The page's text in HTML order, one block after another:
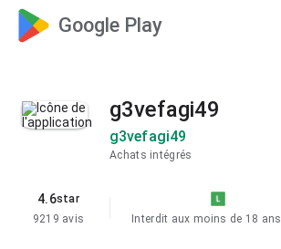
Google Play
g3vefagi49
g3vefagi49
Achats intégrés
4.6star
9219 avis
Interdit aux moins de 18 ans